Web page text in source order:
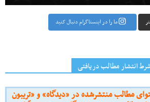
ما را در اینستاگرام دنبال کنید
انتشار مطالب دریافتی
مطالب منتشرشده در «دیدگاه» و «تریبون